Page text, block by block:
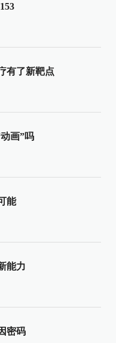
有了新靶点
画”吗
能
能力
密码